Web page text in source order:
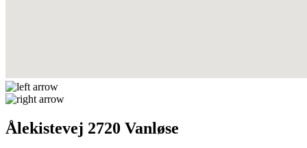
Ålekistevej 2720 Vanløse